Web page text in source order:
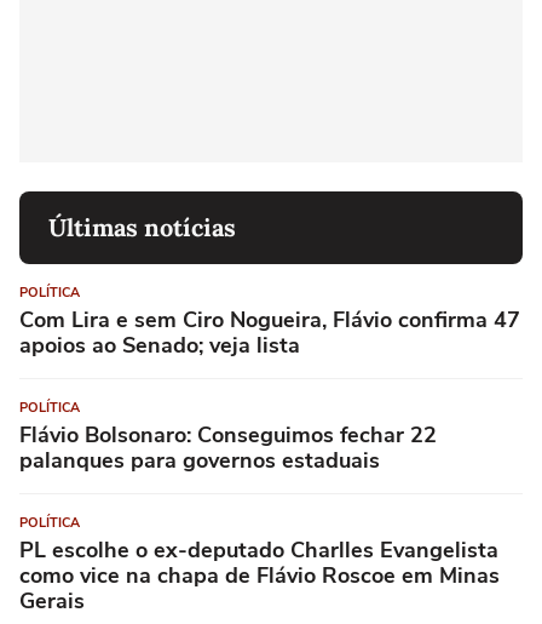
Últimas notícias
POLÍTICA
Com Lira e sem Ciro Nogueira, Flávio confirma 47
apoios ao Senado; veja lista
POLÍTICA
Flávio Bolsonaro: Conseguimos fechar 22
palanques para governos estaduais
POLÍTICA
PL escolhe o ex-deputado Charlles Evangelista
como vice na chapa de Flávio Roscoe em Minas
Gerais